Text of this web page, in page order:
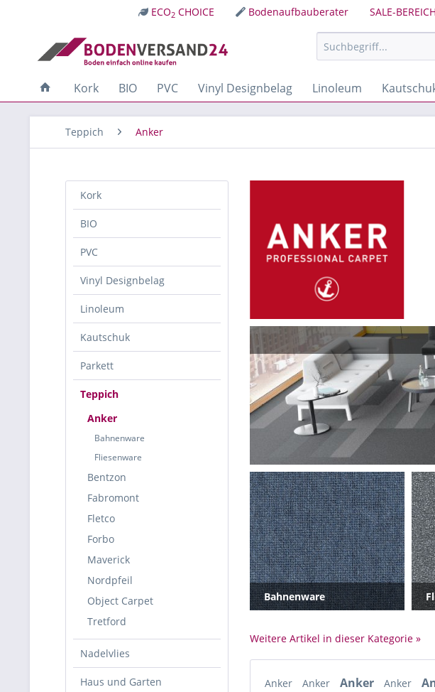
ECO2 CHOICE Bodenaufbauberater SALE-BEREICH
Kork BIO PVC Vinyl Designbelag Linoleum
Teppich Anker
Kork
BIO
PVC
Vinyl Designbelag
Linoleum
Kautschuk
Parkett
Teppich
Anker
Bahnenware
Fliesenware
Bentzon
Fabromont
Fletco
Forbo
Maverick
Nordpfeil
Object Carpet
Tretford
Nadelvlies
Haus und Garten
Bahnenware
Weitere Artikel in dieser Kategorie »
Anker Anker Anker Anker